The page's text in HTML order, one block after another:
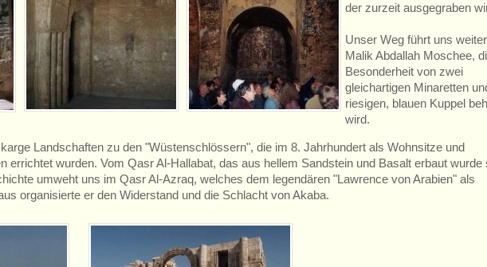
der zurzeit ausgegraben
Unser Weg führt uns
Malik Abdallah Moschee,
Besonderheit von zwei
gleichartigen Minaretten
riesigen, blauen Kuppel
wird.
Landschaften zu den "Wüstenschlössern", die im 8. Jahrhundert als Wohnsitze und
errichtet wurden. Vom Qasr Al-Hallabat, das aus hellem Sandstein und Basalt erbaut wurde
umweht uns im Qasr Al-Azraq, welches dem legendären "Lawrence von Arabien" als
organisierte er den Widerstand und die Schlacht von Akaba.